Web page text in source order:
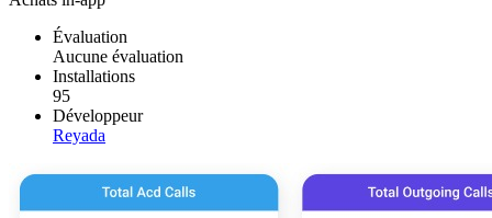
Évaluation
Aucune évaluation
Installations
95
Développeur
Reyada